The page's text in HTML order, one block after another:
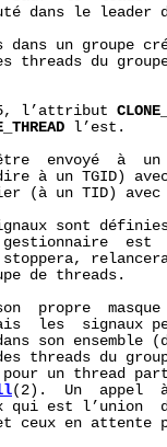
dans le leader
dans un groupe
threads du
l’attribut
l’est.
envoyé  à
à un TGID)
(à un TID)
sont
est
de threads.
propre
les  signaux
son ensemble
threads du
un thread
(2).  Un  appel
qui est l’union
ceux en attente